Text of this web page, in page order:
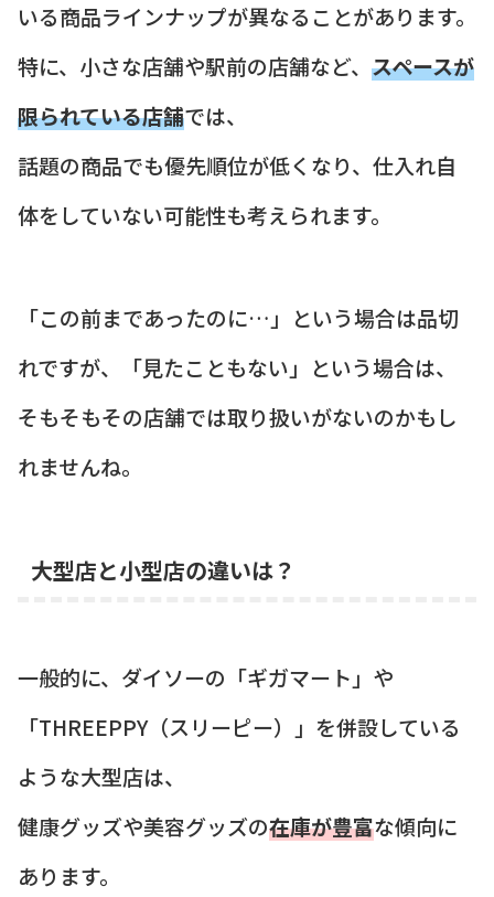
いる商品ラインナップが異なることがあります。
特に、小さな店舗や駅前の店舗など、 スペースが
限られている店舗では、
話題の商品でも優先順位が低くなり、仕入れ自
体をしていない可能性も考えられます。
「この前まであったのに…」という場合は品切
れですが、「見たこともない」という場合は、
そもそもその店舗では取り扱いがないのかもし
れませんね。
大型店と小型店の違いは？
一般的に、ダイソーの「ギガマート」や
「THREEPPY（スリーピー）」を併設している
ような大型店は、
健康グッズや美容グッズの在庫が豊富な傾向に
あります。